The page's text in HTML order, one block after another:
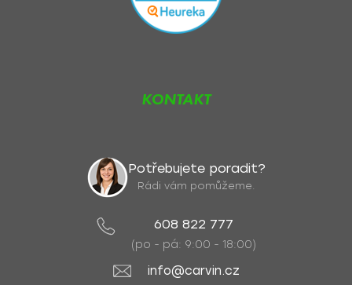
KONTAKT
Potřebujete poradit?
Rádi vám pomůžeme.
608 822 777
(po - pá: 9:00 - 18:00)
info@carvin.cz